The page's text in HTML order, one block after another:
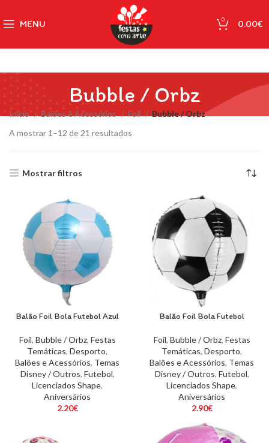
MENU 0 0.00€
Bubble / Orbz
Início Balões e Acessórios Foil
Bubble / Orbz
A mostrar 1–12 de 21 resultados
Mostrar filtros
Balão Foil Bola Futebol Azul
Foil, Bubble / Orbz, Festas
Temáticas, Desporto,
Balões e Acessórios, Temas
Disney / Outros, Futebol,
Licenciados Shape,
Aniversários
2.20€
Balão Foil Bola Futebol
Foil, Bubble / Orbz, Festas
Temáticas, Desporto,
Balões e Acessórios, Temas
Disney / Outros, Futebol,
Licenciados Shape,
Aniversários
2.90€